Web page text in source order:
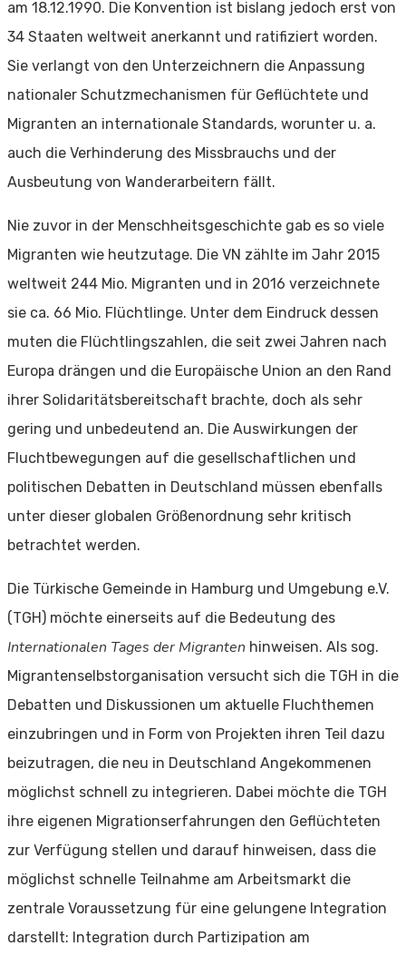
am 18.12.1990. Die Konvention ist bislang jedoch erst von
34 Staaten weltweit anerkannt und ratifiziert worden.
Sie verlangt von den Unterzeichnern die Anpassung
nationaler Schutzmechanismen für Geflüchtete und
Migranten an internationale Standards, worunter u. a.
auch die Verhinderung des Missbrauchs und der
Ausbeutung von Wanderarbeitern fällt.
Nie zuvor in der Menschheitsgeschichte gab es so viele
Migranten wie heutzutage. Die VN zählte im Jahr 2015
weltweit 244 Mio. Migranten und in 2016 verzeichnete
sie ca. 66 Mio. Flüchtlinge. Unter dem Eindruck dessen
muten die Flüchtlingszahlen, die seit zwei Jahren nach
Europa drängen und die Europäische Union an den Rand
ihrer Solidaritätsbereitschaft brachte, doch als sehr
gering und unbedeutend an. Die Auswirkungen der
Fluchtbewegungen auf die gesellschaftlichen und
politischen Debatten in Deutschland müssen ebenfalls
unter dieser globalen Größenordnung sehr kritisch
betrachtet werden.
Die Türkische Gemeinde in Hamburg und Umgebung e.V.
(TGH) möchte einerseits auf die Bedeutung des
Internationalen Tages der Migranten hinweisen. Als sog.
Migrantenselbstorganisation versucht sich die TGH in die
Debatten und Diskussionen um aktuelle Fluchthemen
einzubringen und in Form von Projekten ihren Teil dazu
beizutragen, die neu in Deutschland Angekommenen
möglichst schnell zu integrieren. Dabei möchte die TGH
ihre eigenen Migrationserfahrungen den Geflüchteten
zur Verfügung stellen und darauf hinweisen, dass die
möglichst schnelle Teilnahme am Arbeitsmarkt die
zentrale Voraussetzung für eine gelungene Integration
darstellt: Integration durch Partizipation am